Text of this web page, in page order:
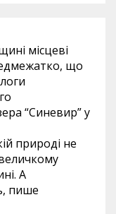
місцеві
що
“Синевир” у
природі не
А
пише